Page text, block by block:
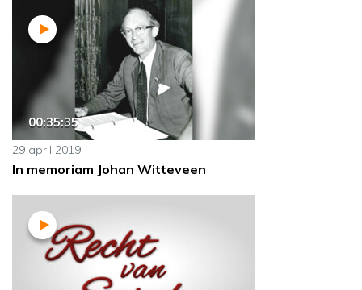
00:35:35
29 april 2019
In memoriam Johan Witteveen